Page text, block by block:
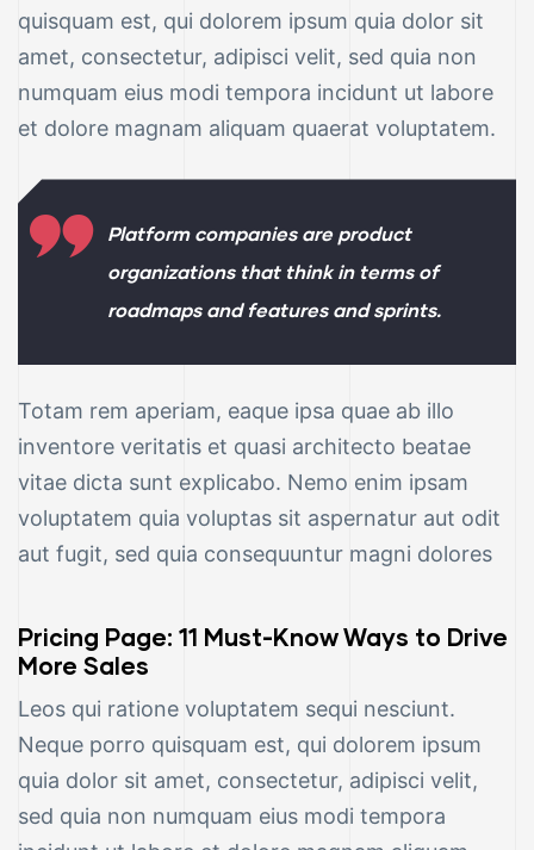
quisquam est, qui dolorem ipsum quia dolor sit
amet, consectetur, adipisci velit, sed quia non
numquam eius modi tempora incidunt ut labore
et dolore magnam aliquam quaerat voluptatem.
Platform companies are product
organizations that think in terms of
roadmaps and features and sprints.
Totam rem aperiam, eaque ipsa quae ab illo
inventore veritatis et quasi architecto beatae
vitae dicta sunt explicabo. Nemo enim ipsam
voluptatem quia voluptas sit aspernatur aut odit
aut fugit, sed quia consequuntur magni dolores
Pricing Page: 11 Must-Know Ways to Drive
More Sales
Leos qui ratione voluptatem sequi nesciunt.
Neque porro quisquam est, qui dolorem ipsum
quia dolor sit amet, consectetur, adipisci velit,
sed quia non numquam eius modi tempora